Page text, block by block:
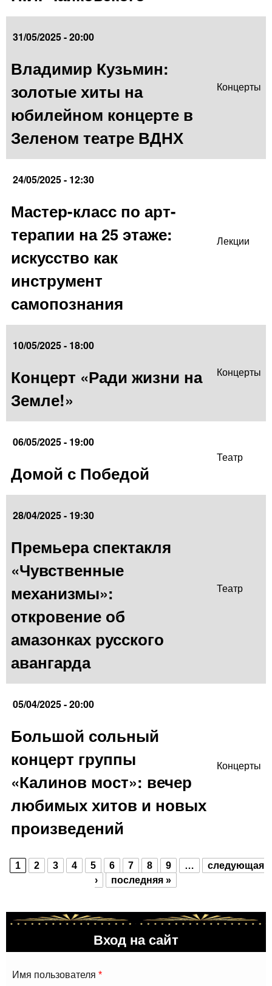
31/05/2025 - 20:00
Владимир Кузьмин:
золотые хиты на
юбилейном концерте в
Зеленом театре ВДНХ
Концерты
24/05/2025 - 12:30
Мастер-класс по арт-
терапии на 25 этаже:
искусство как
инструмент
самопознания
Лекции
10/05/2025 - 18:00
Концерт «Ради жизни на
Земле!»
Концерты
06/05/2025 - 19:00
Домой с Победой
Театр
28/04/2025 - 19:30
Премьера спектакля
«Чувственные
механизмы»:
откровение об
амазонках русского
авангарда
Театр
05/04/2025 - 20:00
Большой сольный
концерт группы
«Калинов мост»: вечер
любимых хитов и новых
произведений
Концерты
Страницы
1 2 3 4 5 6 7 8 9 …
следующая
›
последняя »
Вход на сайт
Имя пользователя *